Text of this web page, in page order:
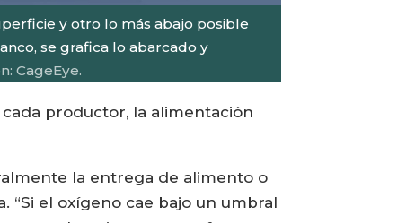
y otro lo más abajo posible
se grafica lo abarcado y
CageEye.
productor, la alimentación
la entrega de alimento o
el oxígeno cae bajo un umbral